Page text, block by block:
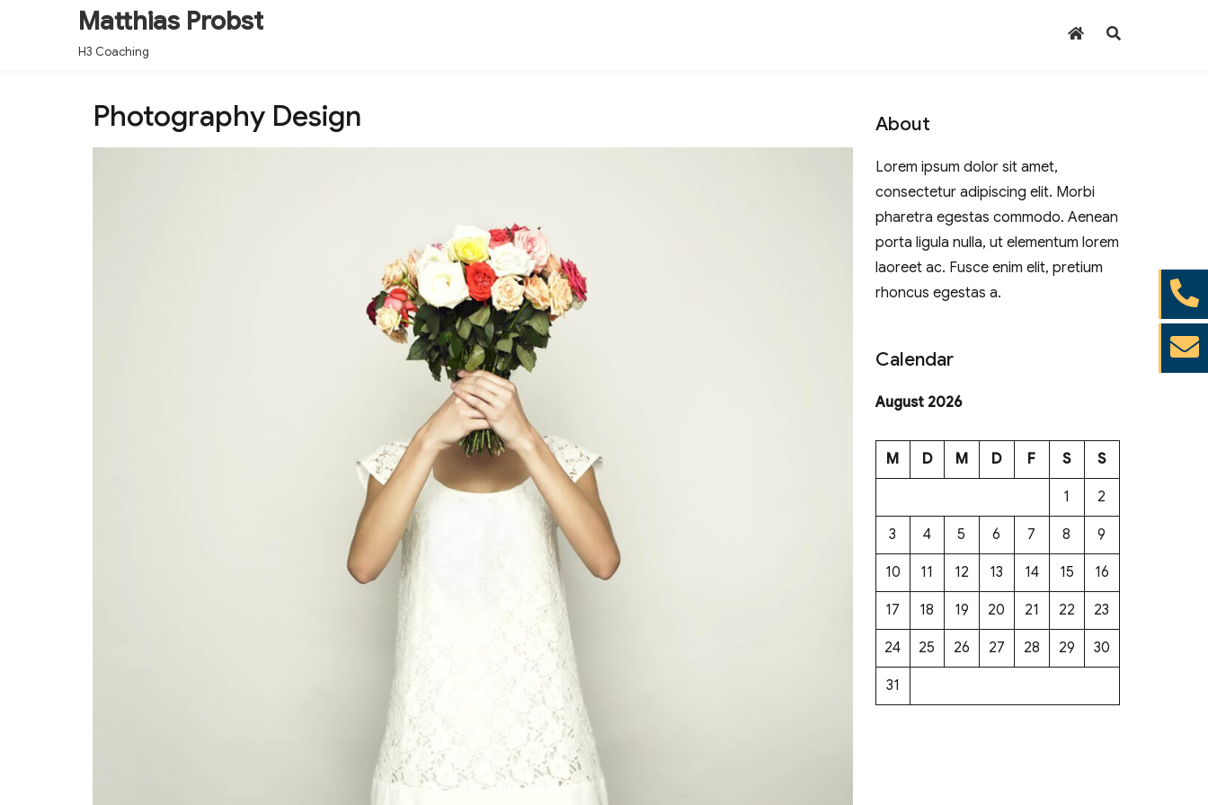
Matthias Probst
H3 Coaching
Photography Design About
Lorem ipsum dolor sit amet,
consectetur adipiscing elit. Morbi
pharetra egestas commodo. Aenean
porta ligula nulla, ut elementum lorem
laoreet ac. Fusce enim elit, pretium
rhoncus egestas a.
Calendar
August 2026
M D M D F S S
1 2
3 4 5 6 7 8 9
10 11 12 13 14 15 16
17 18 19 20 21 22 23
24 25 26 27 28 29 30
31